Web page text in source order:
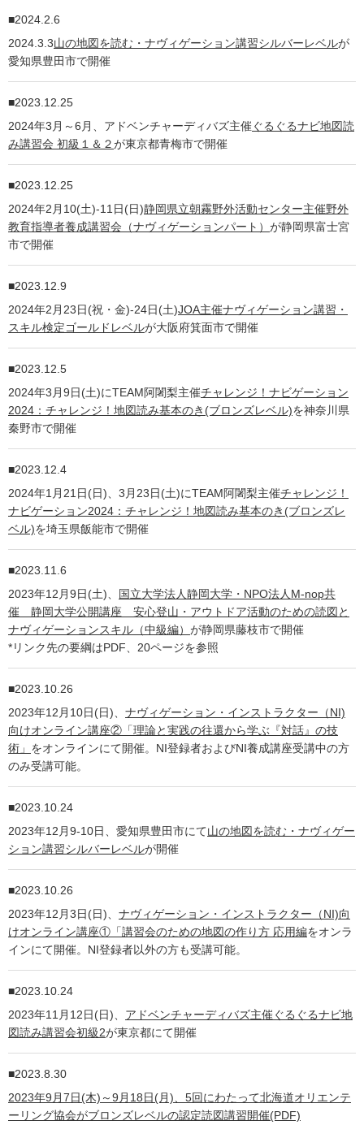
2024.2.6
2024.3.3山の地図を読む・ナヴィゲーション講習シルバーレベルが
愛知県豊田市で開催
2023.12.25
2024年3月～6月、アドベンチャーディバズ主催ぐるぐるナビ地図読
み講習会 初級１＆２が東京都青梅市で開催
2023.12.25
2024年2月10(土)-11日(日)静岡県立朝霧野外活動センター主催野外
教育指導者養成講習会（ナヴィゲーションパート） が静岡県富士宮
市で開催
2023.12.9
2024年2月23日(祝・金)-24日(土)JOA主催ナヴィゲーション講習・
スキル検定ゴールドレベルが大阪府箕面市で開催
2023.12.5
2024年3月9日(土)にTEAM阿闍梨主催チャレンジ！ナビゲーション
2024：チャレンジ！地図読み基本のき(ブロンズレベル)を神奈川県
秦野市で開催
2023.12.4
2024年1月21日(日)、3月23日(土)にTEAM阿闍梨主催チャレンジ！
ナビゲーション2024：チャレンジ！地図読み基本のき(ブロンズレ
ベル)を埼玉県飯能市で開催
2023.11.6
2023年12月9日(土)、 国立大学法人静岡大学・NPO法人M-nop共
催 静岡大学公開講座 安心登山・アウトドア活動のための読図と
ナヴィゲーションスキル（中級編） が静岡県藤枝市で開催
*リンク先の要綱はPDF、20ページを参照
2023.10.26
2023年12月10日(日)、 ナヴィゲーション・インストラクター（NI)
向けオンライン講座②「理論と実践の往還から学ぶ『対話』の技
術」 をオンラインにて開催。NI登録者およびNI養成講座受講中の方
のみ受講可能。
2023.10.24
2023年12月9-10日、愛知県豊田市にて山の地図を読む・ナヴィゲー
ション講習シルバーレベルが開催
2023.10.26
2023年12月3日(日)、 ナヴィゲーション・インストラクター（NI)向
けオンライン講座①「講習会のための地図の作り方 応用編をオンラ
インにて開催。NI登録者以外の方も受講可能。
2023.10.24
2023年11月12日(日)、 アドベンチャーディバズ主催ぐるぐるナビ地
図読み講習会初級2が東京都にて開催
2023.8.30
2023年9月7日(木)～9月18日(月)、5回にわたって北海道オリエンテ
ーリング協会がブロンズレベルの認定読図講習開催(PDF)